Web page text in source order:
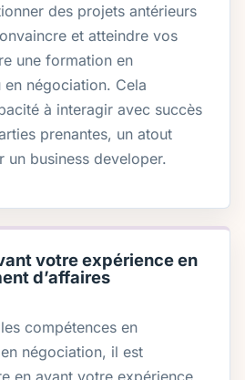
des projets antérieurs
et atteindre vos
une formation en
négociation. Cela
à interagir avec succès
prenantes, un atout
un business developer.
votre expérience en
d’affaires
compétences en
négociation, il est
en avant votre expérience